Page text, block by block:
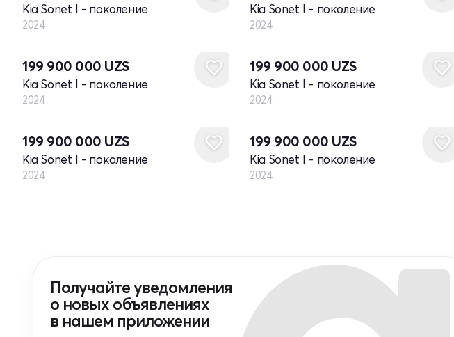
Kia Sonet I - поколение
2024
Kia Sonet I - поколение
2024
199 900 000 UZS
Kia Sonet I - поколение
2024
199 900 000 UZS
Kia Sonet I - поколение
2024
199 900 000 UZS
Kia Sonet I - поколение
2024
199 900 000 UZS
Kia Sonet I - поколение
2024
Получайте уведомления
о новых объявлениях
в нашем приложении